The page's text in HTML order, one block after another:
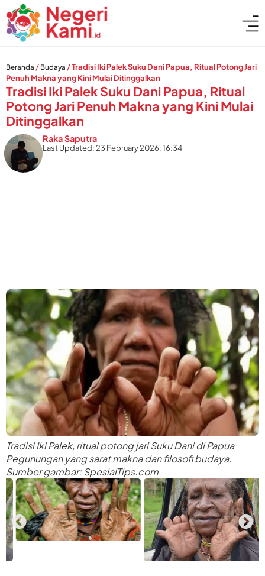
Beranda / Budaya /Tradisi Iki Palek Suku Dani Papua, Ritual Potong Jari
Penuh Makna yang Kini Mulai Ditinggalkan
Tradisi Iki Palek Suku Dani Papua, Ritual
Potong Jari Penuh Makna yang Kini Mulai
Ditinggalkan
Raka Saputra
Last Updated: 23 February 2026, 16:34
Tradisi Iki Palek, ritual potong jari Suku Dani di Papua
Pegunungan yang sarat makna dan filosofi budaya.
Sumber gambar: SpesialTips.com